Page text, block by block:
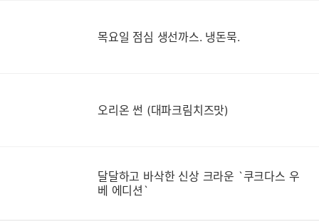
목요일 점심 생선까스. 냉돈묵.
오리온 썬 (대파크림치즈맛)
달달하고 바삭한 신상 크라운 `쿠크다스 우
베 에디션`